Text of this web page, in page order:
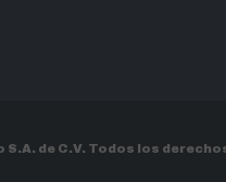
S.A. de C.V. Todos los